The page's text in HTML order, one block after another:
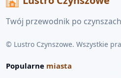
Twój przewodnik po
© Lustro Czynszowe. Wszystkie
Popularne miasta